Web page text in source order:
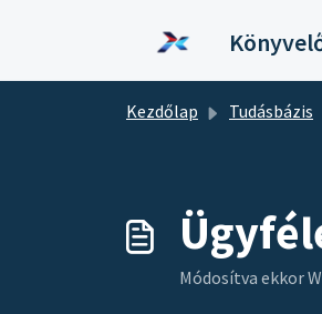
Kezdőlap Tudásbázis
Módosítva ekkor